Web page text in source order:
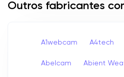
Outros fabricantes
A1webcam A4tech
Abelcam Abient